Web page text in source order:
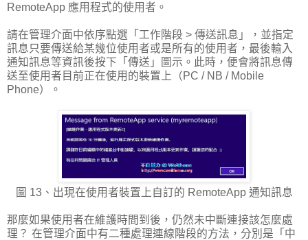
RemoteApp 應用程式的使用者。
請在管理介面中依序點選「工作階段 > 傳送訊息」，並指定
訊息只要傳送給某幾位使用者或是所有的使用者，最後輸入
通知訊息等資訊後按下「傳送」圖示。此時，便會將訊息傳
送至使用者目前正在使用的裝置上（PC / NB / Mobile
Phone）。
圖 13、出現在使用者裝置上自訂的 RemoteApp 通知訊息
那麼如果使用者在維護時間到後，仍然未中斷連接該怎麼處
理？ 在管理介面中有二種處理連線階段的方法，分別是「中